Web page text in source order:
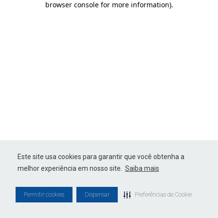
Este site usa cookies para garantir que você obtenha a
melhor experiência em nosso site. Saiba mais
Permitir cookies Dispensar Preferências de Cookie
browser console for more information).